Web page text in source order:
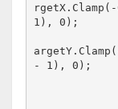
1), 0);
- 1), 0);